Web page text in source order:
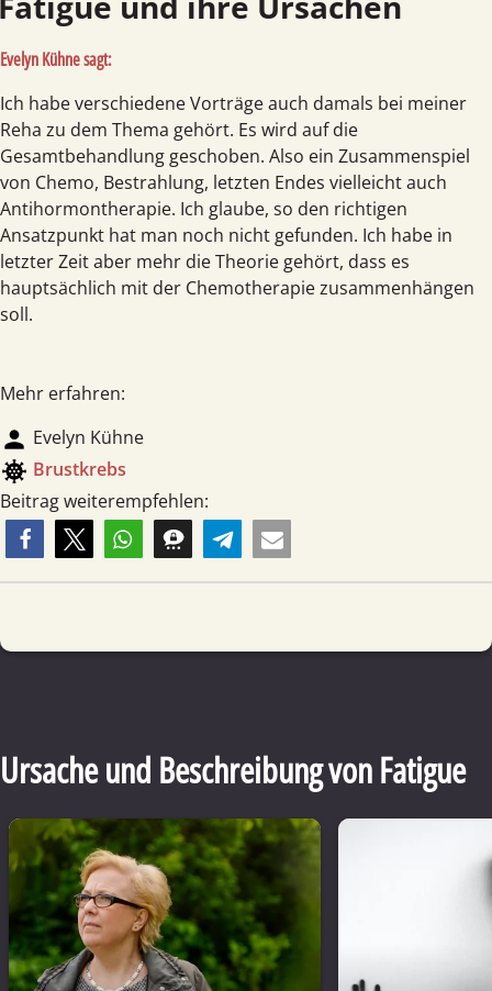
Evelyn Kühne sagt:
Ich habe verschiedene Vorträge auch damals bei meiner
Reha zu dem Thema gehört. Es wird auf die
Gesamtbehandlung geschoben. Also ein Zusammenspiel
von Chemo, Bestrahlung, letzten Endes vielleicht auch
Antihormontherapie. Ich glaube, so den richtigen
Ansatzpunkt hat man noch nicht gefunden. Ich habe in
letzter Zeit aber mehr die Theorie gehört, dass es
hauptsächlich mit der Chemotherapie zusammenhängen
soll.
Mehr erfahren:
person Evelyn Kühne
coronavirus Brust­krebs
Beitrag weiterempfehlen:
Ursache und Beschreibung von Fatigue